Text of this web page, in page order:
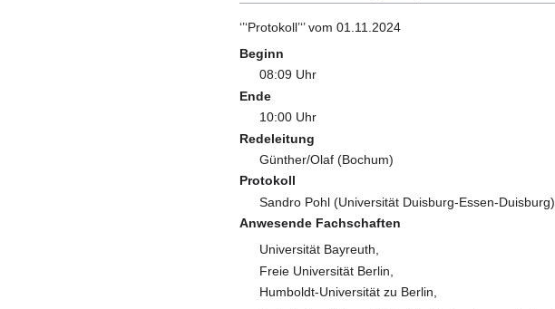
‘’‘Protokoll’‘’ vom 01.11.2024
Beginn
08:09 Uhr
Ende
10:00 Uhr
Redeleitung
Günther/Olaf (Bochum)
Protokoll
Sandro Pohl (Universität Duisburg-Essen-Duisburg)
Anwesende Fachschaften
Universität Bayreuth,
Freie Universität Berlin,
Humboldt-Universität zu Berlin,